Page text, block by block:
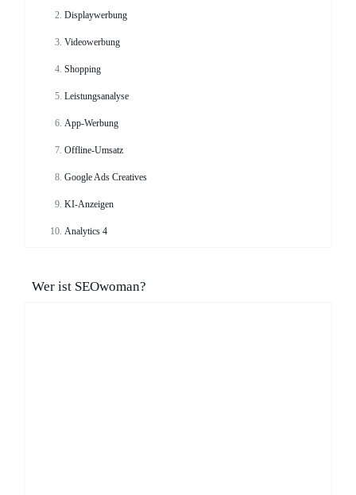
Displaywerbung
Videowerbung
Shopping
Leistungsanalyse
App-Werbung
Offline-Umsatz
Google Ads Creatives
KI-Anzeigen
Analytics 4
Wer ist SEOwoman?